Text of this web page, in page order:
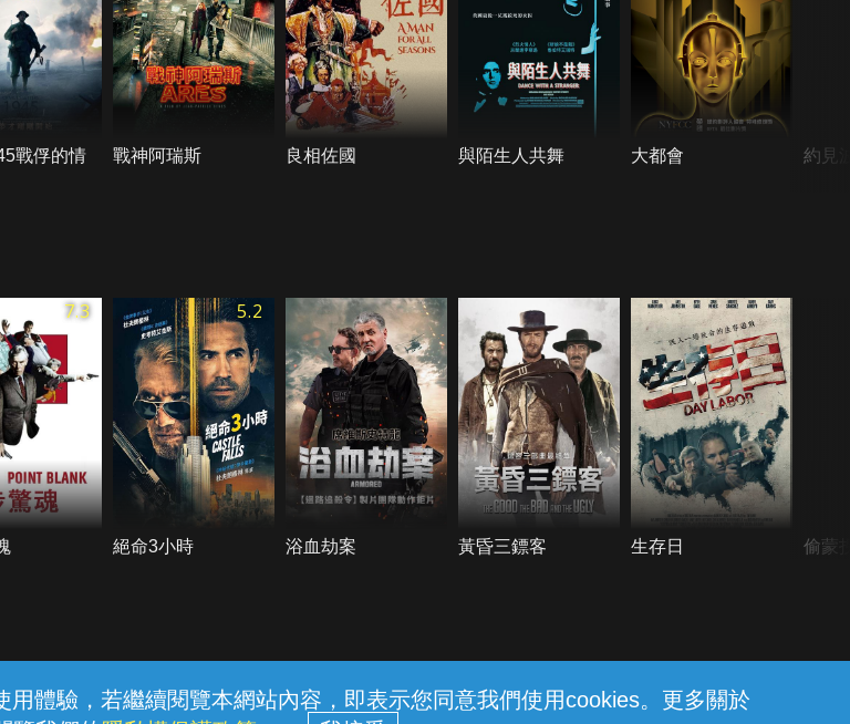
體驗，若繼續閱覽本網站內容，即表示您同意我們使用cookies。更多關於
戰俘的情
戰神阿瑞斯 良相佐國 與陌生人共舞 大都會 約見
7.3 5.2
絕命3小時 浴血劫案 黃昏三鏢客 生存日 偷蒙
線上客服 服務條款 隱私權保護